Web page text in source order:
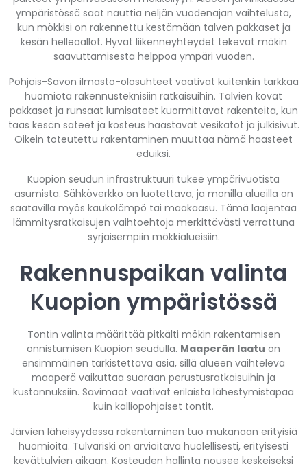
ympäristössä saat nauttia neljän vuodenajan vaihtelusta,
kun mökkisi on rakennettu kestämään talven pakkaset ja
kesän helleaallot. Hyvät liikenneyhteydet tekevät mökin
saavuttamisesta helppoa ympäri vuoden.
Pohjois-Savon ilmasto-olosuhteet vaativat kuitenkin tarkkaa
huomiota rakennusteknisiin ratkaisuihin. Talvien kovat
pakkaset ja runsaat lumisateet kuormittavat rakenteita, kun
taas kesän sateet ja kosteus haastavat vesikatot ja julkisivut.
Oikein toteutettu rakentaminen muuttaa nämä haasteet
eduiksi.
Kuopion seudun infrastruktuuri tukee ympärivuotista
asumista. Sähköverkko on luotettava, ja monilla alueilla on
saatavilla myös kaukolämpö tai maakaasu. Tämä laajentaa
lämmitysratkaisujen vaihtoehtoja merkittävästi verrattuna
syrjäisempiin mökkialueisiin.
Rakennuspaikan valinta
Kuopion ympäristössä
Tontin valinta määrittää pitkälti mökin rakentamisen
onnistumisen Kuopion seudulla. Maaperän laatu on
ensimmäinen tarkistettava asia, sillä alueen vaihteleva
maaperä vaikuttaa suoraan perustusratkaisuihin ja
kustannuksiin. Savimaat vaativat erilaista lähestymistapaa
kuin kalliopohjaiset tontit.
Järvien läheisyydessä rakentaminen tuo mukanaan erityisiä
huomioita. Tulvariski on arvioitava huolellisesti, erityisesti
kevättulvien aikaan. Kosteuden hallinta nousee keskeiseksi